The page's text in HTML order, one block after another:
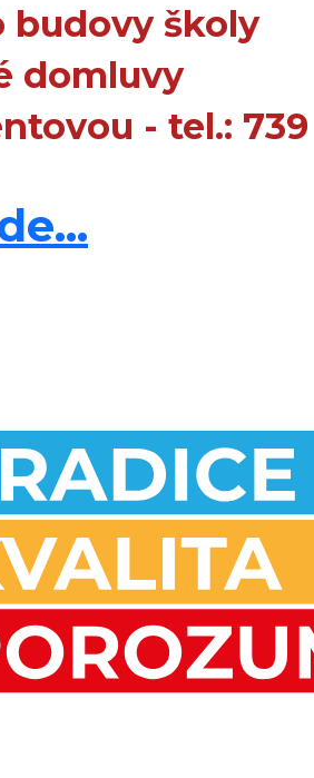
budovy školy
domluvy
- tel.: 739